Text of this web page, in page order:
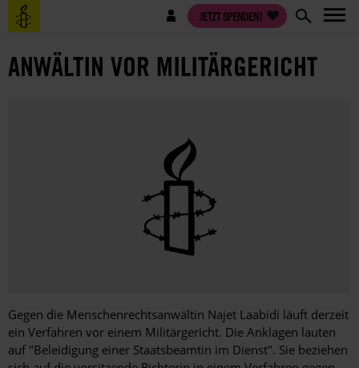
Direkt
zum
Benutzermenü JETZT SPENDEN!
ANWÄLTIN VOR MILITÄRGERICHT
Gegen die Menschenrechtsanwältin Najet Laabidi läuft derzeit
ein Verfahren vor einem Militärgericht. Die Anklagen lauten
auf "Beleidigung einer Staatsbeamtin im Dienst". Sie beziehen